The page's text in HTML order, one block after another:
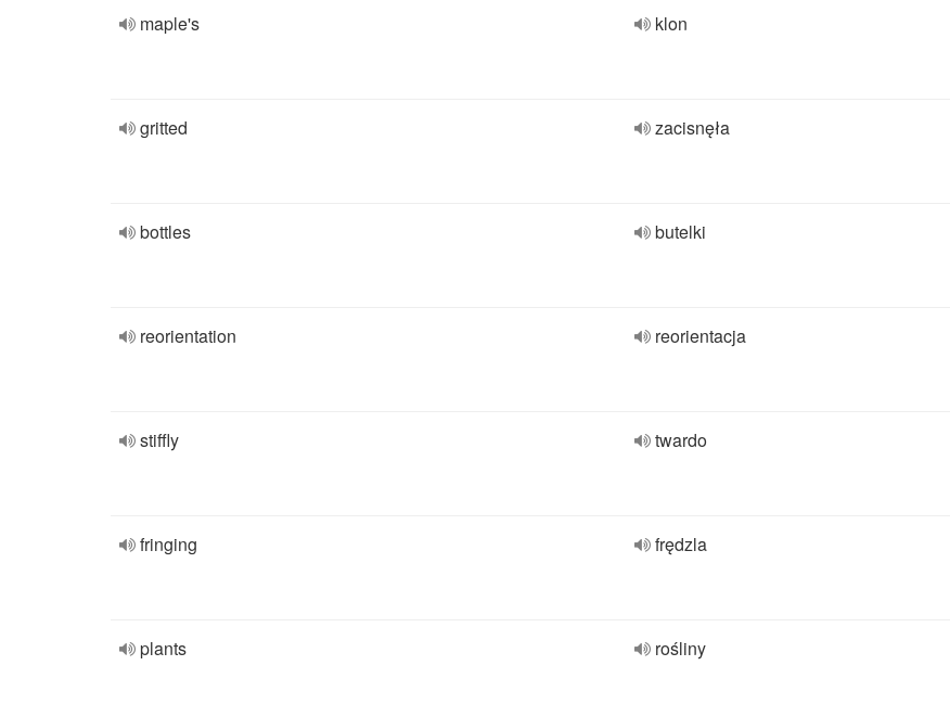
maple's klon
gritted zacisnęła
bottles butelki
reorientation reorientacja
stiffly twardo
fringing frędzla
plants rośliny